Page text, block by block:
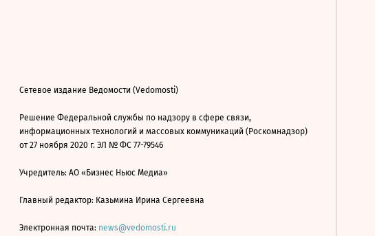
Сетевое издание Ведомости (Vedomosti)
Решение Федеральной службы по надзору в сфере связи,
информационных технологий и массовых коммуникаций (Роскомнадзор)
от 27 ноября 2020 г. ЭЛ № ФС 77-79546
Учредитель: АО «Бизнес Ньюс Медиа»
Главный редактор: Казьмина Ирина Сергеевна
Электронная почта: news@vedomosti.ru